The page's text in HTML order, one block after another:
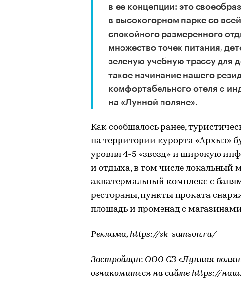
в ее концепции: это
в высокогорном парке со
спокойного размеренного
множество точек питания,
зеленую учебную трассу для
такое начинание нашего
комфортабельного отеля с
на «Лунной поляне».
Как сообщалось ранее,
на территории курорта «Архыз»
уровня 4-5 «звезд» и широкую
и отдыха, в том числе локальный
акватермальный комплекс с
рестораны, пункты проката
площадь и променад с
Реклама, https://sk-samson.ru/
Застройщик ООО СЗ «Лунная
ознакомиться на сайте https://